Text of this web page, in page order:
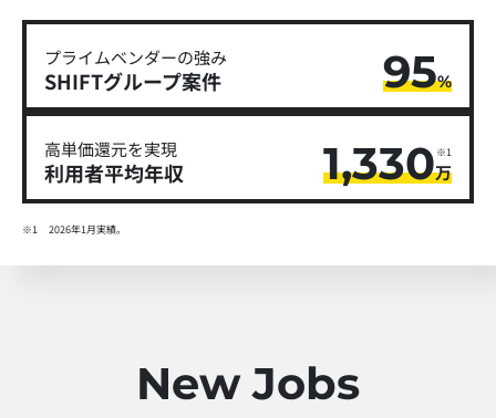
プライムベンダーの強み
SHIFTグループ​案件 95%
高単価還元を実現
利用者平均年収 1,330万
※1
※1 2026年1月実績。
New Jobs